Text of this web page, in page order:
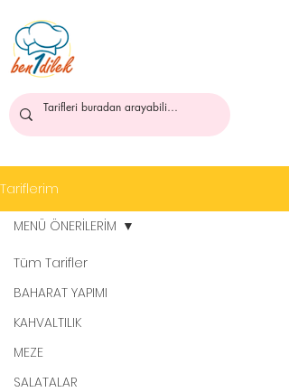
Tariflerim
Tüm Tarifler
BAHARAT YAPIMI
KAHVALTILIK
MEZE
SALATALAR
MENÜ ÖNERİLERİM